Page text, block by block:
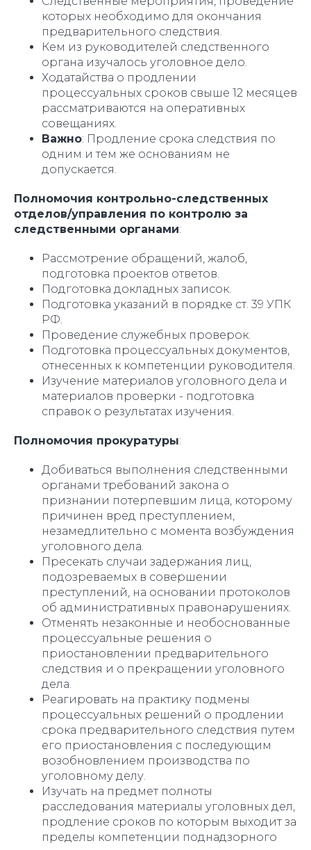
которых необходимо для окончания
предварительного следствия.
Кем из руководителей следственного
органа изучалось уголовное дело.
Ходатайства о продлении
процессуальных сроков свыше 12 месяцев
рассматриваются на оперативных
совещаниях.
Важно: Продление срока следствия по
одним и тем же основаниям не
допускается.
Полномочия контрольно-следственных
отделов/управления по контролю за
следственными органами:
Рассмотрение обращений, жалоб,
подготовка проектов ответов.
Подготовка докладных записок.
Подготовка указаний в порядке ст. 39 УПК
РФ.
Проведение служебных проверок.
Подготовка процессуальных документов,
отнесенных к компетенции руководителя.
Изучение материалов уголовного дела и
материалов проверки - подготовка
справок о результатах изучения.
Полномочия прокуратуры:
Добиваться выполнения следственными
органами требований закона о
признании потерпевшим лица, которому
причинен вред преступлением,
незамедлительно с момента возбуждения
уголовного дела.
Пресекать случаи задержания лиц,
подозреваемых в совершении
преступлений, на основании протоколов
об административных правонарушениях.
Отменять незаконные и необоснованные
процессуальные решения о
приостановлении предварительного
следствия и о прекращении уголовного
дела.
Реагировать на практику подмены
процессуальных решений о продлении
срока предварительного следствия путем
его приостановления с последующим
возобновлением производства по
уголовному делу.
Изучать на предмет полноты
расследования материалы уголовных дел,
продление сроков по которым выходит за
пределы компетенции поднадзорного